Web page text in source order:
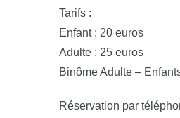
Tarifs :
Enfant : 20 euros
Adulte : 25 euros
Binôme Adulte –
Réservation par